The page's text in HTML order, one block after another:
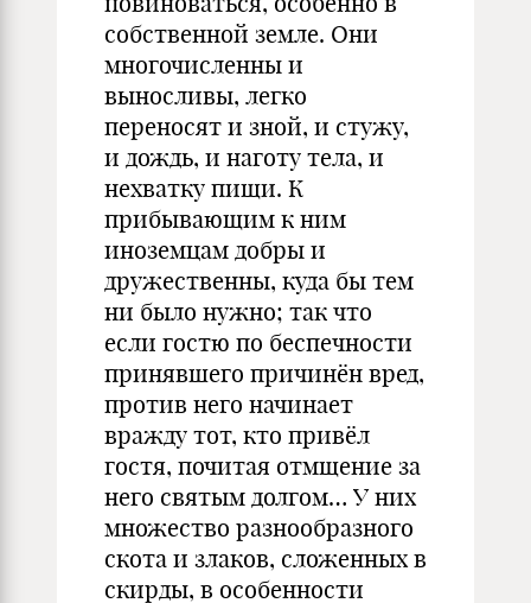
собственной земле. Они
многочисленны и
выносливы, легко
переносят и зной, и стужу,
и дождь, и наготу тела, и
нехватку пищи. К
прибывающим к ним
иноземцам добры и
дружественны, куда бы тем
ни было нужно; так что
если гостю по беспечности
принявшего причинён вред,
против него начинает
вражду тот, кто привёл
гостя, почитая отмщение за
него святым долгом… У них
множество разнообразного
скота и злаков, сложенных в
скирды, в особенности